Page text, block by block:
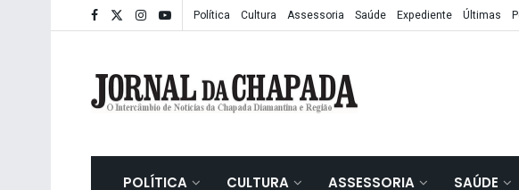
Política Cultura Assessoria Saúde Expediente Últimas
POLÍTICA CULTURA ASSESSORIA SAÚDE